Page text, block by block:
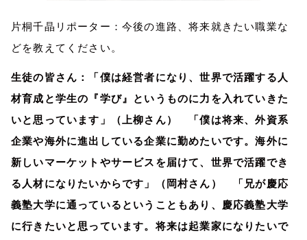
片桐千晶リポーター：今後の進路、将来就きたい職業な
どを教えてください。
生徒の皆さん：「僕は経営者になり、世界で活躍する人
材育成と学生の『学び』というものに力を入れていきた
いと思っています」（上柳さん） 「僕は将来、外資系
企業や海外に進出している企業に勤めたいです。海外に
新しいマーケットやサービスを届けて、世界で活躍でき
る人材になりたいからです」（岡村さん） 「兄が慶応
義塾大学に通っているということもあり、慶応義塾大学
に行きたいと思っています。将来は起業家になりたいで